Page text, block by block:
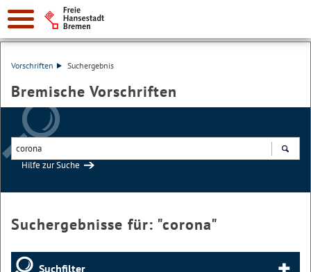
Vorschriften Suchergebnis
Bremische Vorschriften
Hilfe zur Suche
Suchergebnisse für: "corona"
Suchfilter